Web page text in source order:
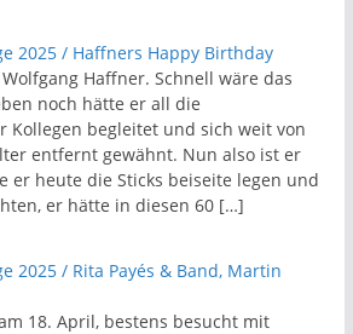
2025 / Haffners Happy Birthday
Haffner. Schnell wäre das
noch hätte er all die
Kollegen begleitet und sich weit von
entfernt gewähnt. Nun also ist er
er heute die Sticks beiseite legen und
er hätte in diesen 60 […]
2025 / Rita Payés & Band, Martin
18. April, bestens besucht mit